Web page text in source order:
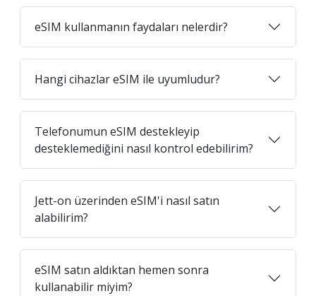
eSIM kullanmanın faydaları nelerdir?
Hangi cihazlar eSIM ile uyumludur?
Telefonumun eSIM destekleyip
desteklemediğini nasıl kontrol edebilirim?
Jett-on üzerinden eSIM'i nasıl satın
alabilirim?
eSIM satın aldıktan hemen sonra
kullanabilir miyim?